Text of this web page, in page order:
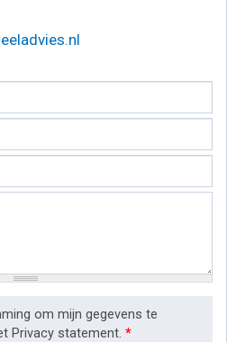
om mijn gegevens te
Privacy statement. *